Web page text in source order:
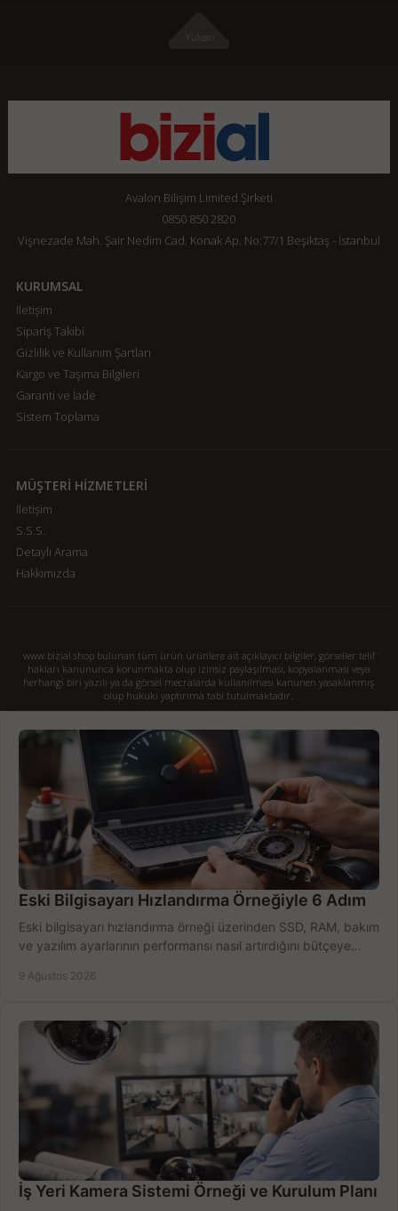
Avalon Bilişim Limited Şirketi
0850 850 2820
Vişnezade Mah. Şair Nedim Cad. Konak Ap. No:77/1 Beşiktaş - İstanbul
KURUMSAL
İletişim
Sipariş Takibi
Gizlilik ve Kullanım Şartları
Kargo ve Taşıma Bilgileri
Garanti ve İade
Sistem Toplama
MÜŞTERİ HİZMETLERİ
İletişim
S.S.S.
Detaylı Arama
Hakkımızda
www.bizial.shop bulunan tüm ürün ürünlere ait açıklayıcı bilgiler, görseller telif
hakları kanununca korunmakta olup izinsiz paylaşılması, kopyalanması veya
herhangi biri yazılı ya da görsel mecralarda kullanılması kanunen yasaklanmış
olup hukuki yaptırıma tabi tutulmaktadır.
Eski Bilgisayarı Hızlandırma Örneğiyle 6 Adım
Eski bilgisayarı hızlandırma örneği üzerinden SSD, RAM, bakım
ve yazılım ayarlarının performansı nasıl artırdığını bütçeye
9 Ağustos 2026
İş Yeri Kamera Sistemi Örneği ve Kurulum Planı